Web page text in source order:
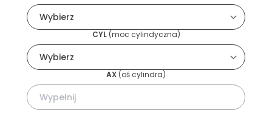
CYL(moc cylindyczna)
AX (oś cylindra)